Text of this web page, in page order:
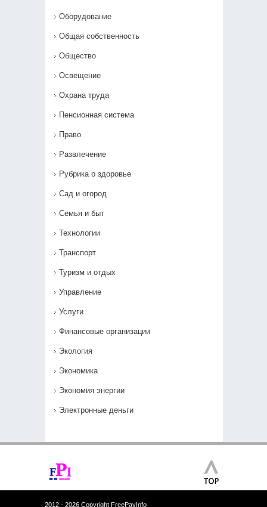
Оборудование
Общая собственность
Общество
Освещение
Охрана труда
Пенсионная система
Право
Развлечение
Рубрика о здоровье
Сад и огород
Семья и быт
Технологии
Транспорт
Туризм и отдых
Управление
Услуги
Финансовые организации
Экология
Экономика
Экономия энергии
Электронные деньги
2012 - 2026 Copyright FreePayInfo